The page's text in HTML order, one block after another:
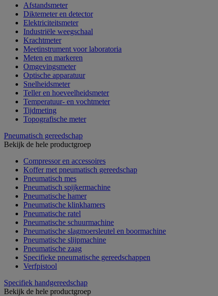
Afstandsmeter
Diktemeter en detector
Elektriciteitsmeter
Industriële weegschaal
Krachtmeter
Meetinstrument voor laboratoria
Meten en markeren
Omgevingsmeter
Optische apparatuur
Snelheidsmeter
Teller en hoeveelheidsmeter
Temperatuur- en vochtmeter
Tijdmeting
Topografische meter
Pneumatisch gereedschap
Bekijk de hele productgroep
Compressor en accessoires
Koffer met pneumatisch gereedschap
Pneumatisch mes
Pneumatisch spijkermachine
Pneumatische hamer
Pneumatische klinkhamers
Pneumatische ratel
Pneumatische schuurmachine
Pneumatische slagmoersleutel en boormachine
Pneumatische slijpmachine
Pneumatische zaag
Specifieke pneumatische gereedschappen
Verfpistool
Specifiek handgereedschap
Bekijk de hele productgroep